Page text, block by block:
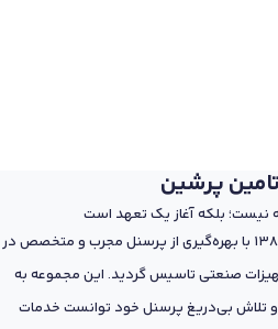
پرشین
نیست؛ بلکه آغاز یک تعهد است
شرکت پارس تامین پرشین در سال 1389 با بهره‌گیری از پرسنل مجرب و متخصص در
صنعتی تاسیس گردید. این مجموعه به
و تلاش بی‌دریغ پرسنل خود توانست خدمات